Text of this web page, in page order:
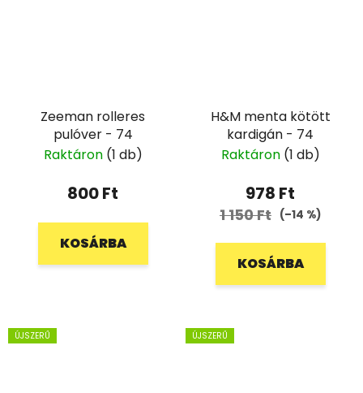
Zeeman rolleres
pulóver - 74
Raktáron (1 db)
800 Ft
KOSÁRBA
H&M menta kötött
kardigán - 74
Raktáron (1 db)
978 Ft
1 150 Ft (–14 %)
KOSÁRBA
ÚJSZERŰ ÚJSZERŰ